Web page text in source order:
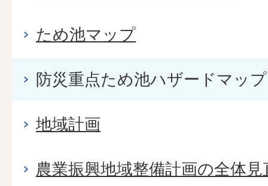
ため池マップ
防災重点ため池ハザードマップ
地域計画
農業振興地域整備計画の全体